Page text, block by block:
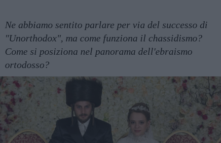
Ne abbiamo sentito parlare per via del successo di
"Unorthodox", ma come funziona il chassidismo?
Come si posiziona nel panorama dell'ebraismo
ortodosso?